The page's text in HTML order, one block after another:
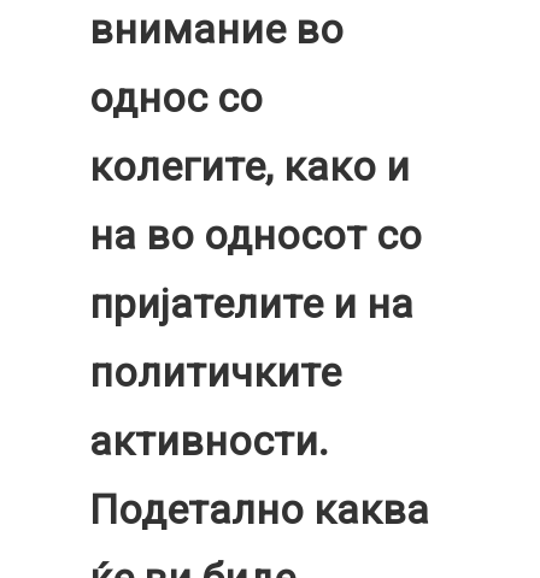
внимание во
однос со
колегите, како и
на во односот со
пријателите и на
политичките
активности.
Подетално каква